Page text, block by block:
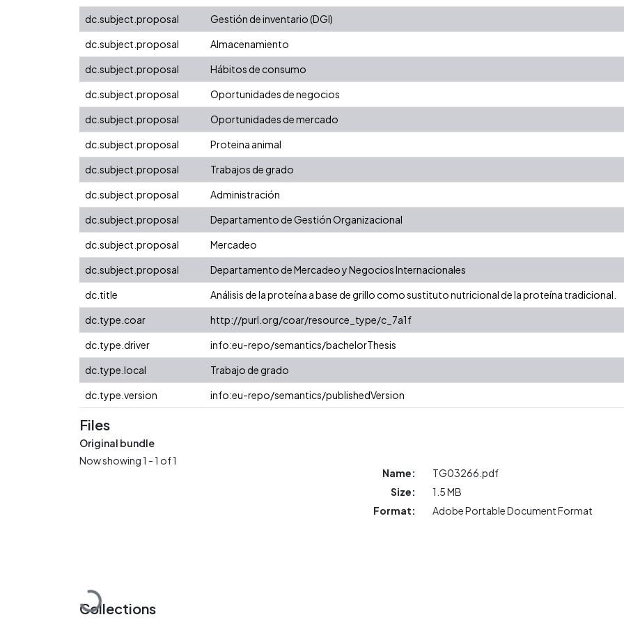
dc.subject.proposal
Gestión de inventario (DGI)
dc.subject.proposal
Almacenamiento
dc.subject.proposal
Hábitos de consumo
dc.subject.proposal
Oportunidades de negocios
dc.subject.proposal
Oportunidades de mercado
dc.subject.proposal
Proteina animal
dc.subject.proposal
Trabajos de grado
dc.subject.proposal
Administración
dc.subject.proposal
Departamento de Gestión Organizacional
dc.subject.proposal
Mercadeo
dc.subject.proposal
Departamento de Mercadeo y Negocios Internacionales
dc.title
Análisis de la proteína a base de grillo como sustituto nutricional de la proteína tradicional.
dc.type.coar
http://purl.org/coar/resource_type/c_7a1f
dc.type.driver
info:eu-repo/semantics/bachelorThesis
dc.type.local
Trabajo de grado
dc.type.version
info:eu-repo/semantics/publishedVersion
Files
Original bundle
Now showing1 - 1 of 1
Loading...
Name:
TG03266.pdf
Size:
1.5 MB
Format:
Adobe Portable Document Format
Collections